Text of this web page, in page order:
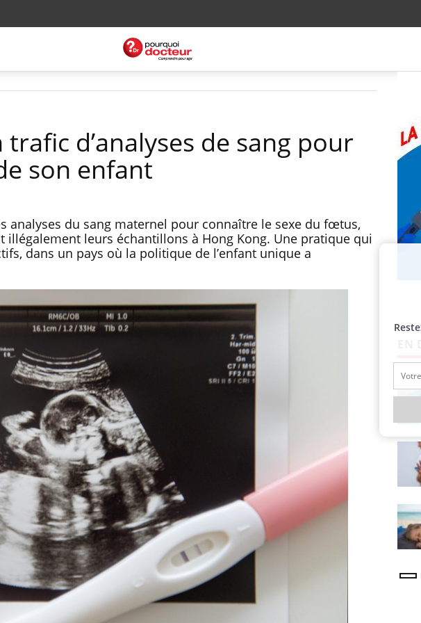
d’analyses de sang pour
son enfant
analyses du sang maternel pour connaître le sexe du fœtus,
illégalement leurs échantillons à Hong Kong. Une pratique qui
dans un pays où la politique de l’enfant unique a
Le Viagra pourrait-il
freiner la propagation du
cancer ?
Pourquoi manger moins
de protéines pourrait
finalement être bénéfique
Grossesse et chaleur : ce
que dit la science
Mordue par une tique en
vacances, elle reste dans
le coma pendant 42 jours
Mordue par un
barracuda, une petite fille
secourue grâce à un
réflexe essentiel